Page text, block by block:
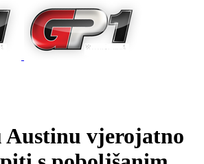
Austinu vjerojatno